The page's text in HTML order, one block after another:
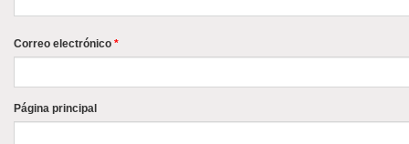
Correo electrónico *
Página principal